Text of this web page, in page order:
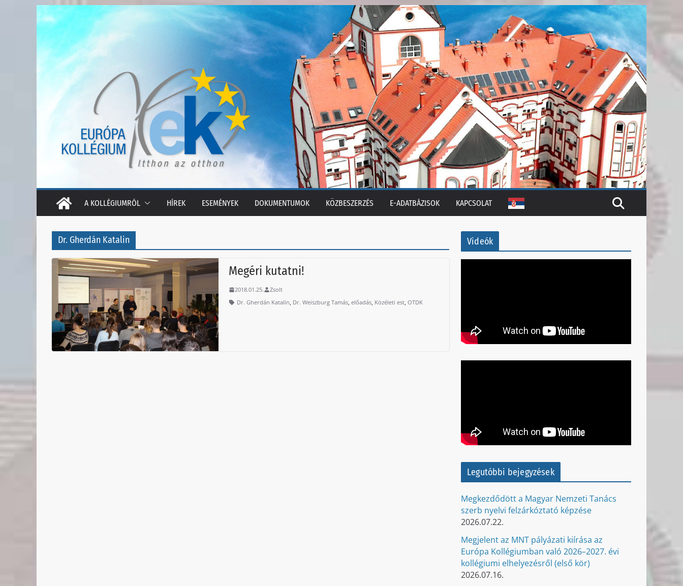
to
content
A KOLLÉGIUMRÓL HÍREK ESEMÉNYEK DOKUMENTUMOK KÖZBESZERZÉS E-ADATBÁZISOK KAPCSOLAT
Dr. Gherdán Katalin
Megéri kutatni!
2018.01.25.
Zsolt
Dr. Gherdán Katalin, Dr. Weiszburg Tamás,előadás, Közéleti est,OTDK
Videók
Legutóbbi bejegyzések
Megkezdődött a Magyar Nemzeti Tanács
szerb nyelvi felzárkóztató képzése
2026.07.22.
Megjelent az MNT pályázati kiírása az
Európa Kollégiumban való 2026–2027. évi
kollégiumi elhelyezésről (első kör)
2026.07.16.